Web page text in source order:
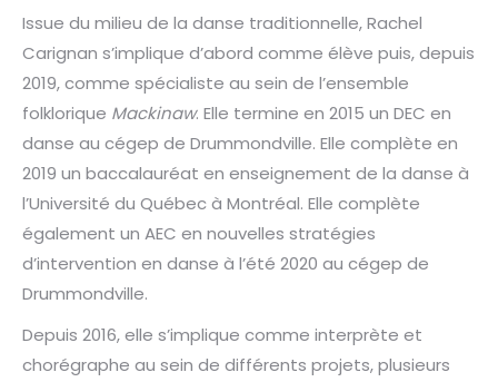
Issue du milieu de la danse traditionnelle, Rachel
Carignan s’implique d’abord comme élève puis, depuis
2019, comme spécialiste au sein de l’ensemble
folklorique Mackinaw. Elle termine en 2015 un DEC en
danse au cégep de Drummondville. Elle complète en
2019 un baccalauréat en enseignement de la danse à
l’Université du Québec à Montréal. Elle complète
également un AEC en nouvelles stratégies
d’intervention en danse à l’été 2020 au cégep de
Drummondville.
Depuis 2016, elle s’implique comme interprète et
chorégraphe au sein de différents projets, plusieurs